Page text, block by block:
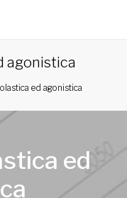
agonistica
ed agonistica
ed